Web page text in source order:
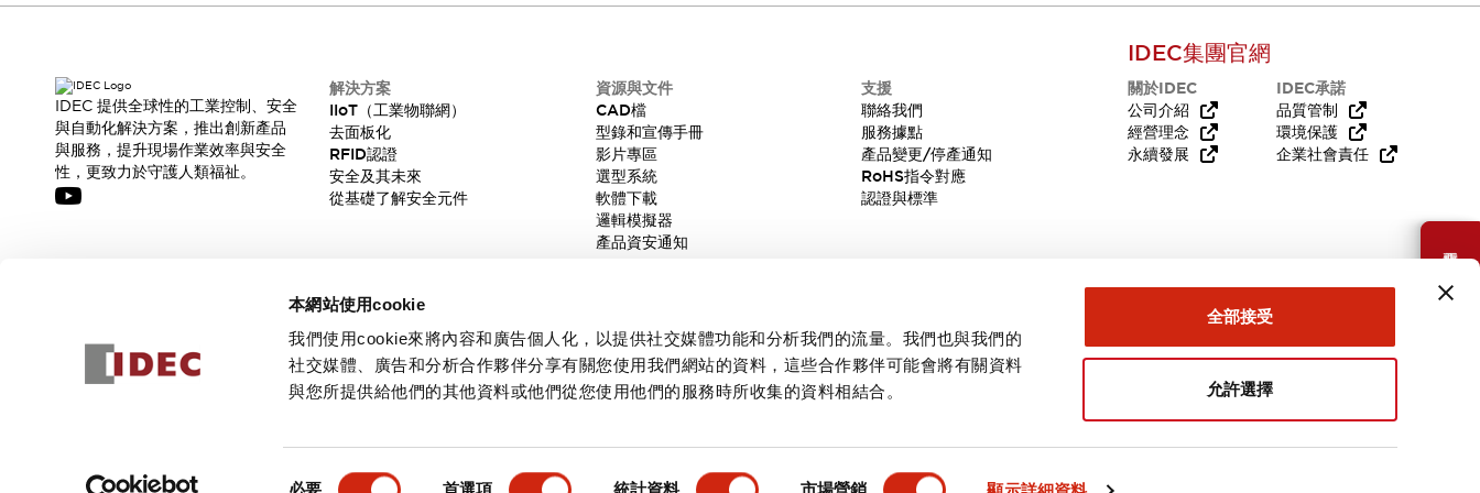
本網站使用cookie
我們使用cookie來將內容和廣告個人化，以提供社交媒體功能和分析我們的流量。我們也與我們的
社交媒體、廣告和分析合作夥伴分享有關您使用我們網站的資料，這些合作夥伴可能會將有關資料
與您所提供給他們的其他資料或他們從您使用他們的服務時所收集的資料相結合。
必要 首選項 統計資料 市場營銷
全部接受
允許選擇
需要幫助嗎？
IDEC 提供全球性的工業控制、安全
與自動化解決方案，推出創新產品
與服務，提升現場作業效率與安全
性，更致力於守護人類福祉。
解決方案
IIoT（工業物聯網）
去面板化
RFID認證
安全及其未來
從基礎了解安全元件
資源與文件
CAD檔
型錄和宣傳手冊
影片專區
選型系統
軟體下載
邏輯模擬器
產品資安通知
支援
聯絡我們
服務據點
產品變更/停產通知
RoHS指令對應
認證與標準
IDEC集團官網
關於IDEC
公司介紹
經營理念
永續發展
IDEC承諾
品質管制
環境保護
企業社會責任
訂閱
隱私權政策使用條款 台灣